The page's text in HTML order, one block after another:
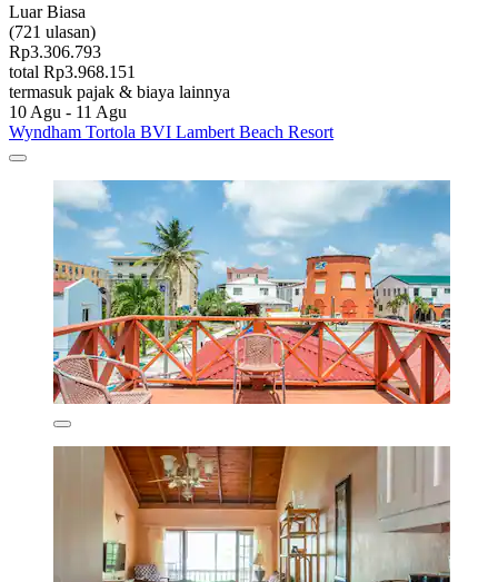
Luar Biasa
(721 ulasan)
Rp3.306.793
total Rp3.968.151
termasuk pajak & biaya lainnya
10 Agu - 11 Agu
Wyndham Tortola BVI Lambert Beach Resort